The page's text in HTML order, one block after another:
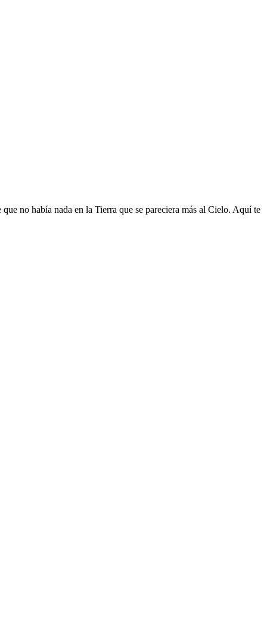
no había nada en la Tierra que se pareciera más al Cielo. Aquí te